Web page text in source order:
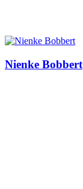
Nienke Bobbert